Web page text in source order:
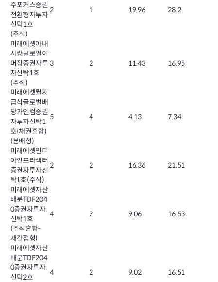
주포커스증권
전환형자투자
신탁1호
(주식)
2 1 19.96 28.2
미래에셋아내
사랑글로벌이
머징증권자투
자신탁1호
(주식)
3 2 11.43 16.95
미래에셋월지
급식글로벌배
당과인컴증권
자투자신탁1
호(채권혼합)
(분배형)
5 4 4.13 7.34
미래에셋인디
아인프라섹터
증권자투자신
탁1호(주식)
2 2 16.36 21.51
미래에셋자산
배분TDF204
0증권자투자
신탁1호
(주식혼합-
재간접형)
4 2 9.06 16.53
미래에셋자산
배분TDF204
0증권자투자
신탁2호
4 2 9.02 16.51